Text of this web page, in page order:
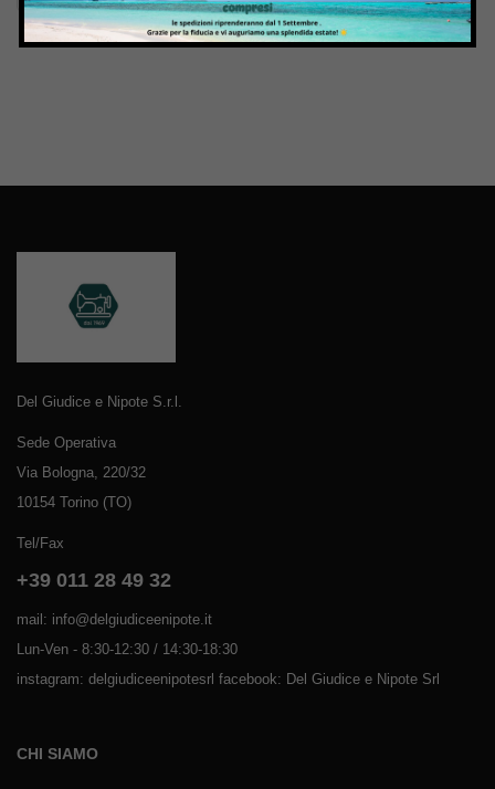
Del Giudice e Nipote S.r.l.
Sede Operativa
Via Bologna, 220/32
10154 Torino (TO)
Tel/Fax
+39 011 28 49 32
mail: info@delgiudiceenipote.it
Lun-Ven - 8:30-12:30 / 14:30-18:30
instagram: delgiudiceenipotesrl facebook: Del Giudice e Nipote Srl
CHI SIAMO